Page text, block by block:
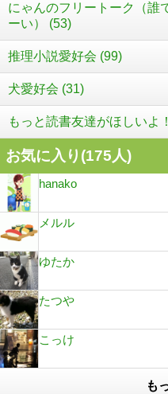
にゃんのフリートーク（
ーい） (53)
推理小説愛好会 (99)
犬愛好会 (31)
もっと読書友達がほしいよ
お気に入り(175人)
hanako
メルル
ゆたか
たつや
こっけ
も